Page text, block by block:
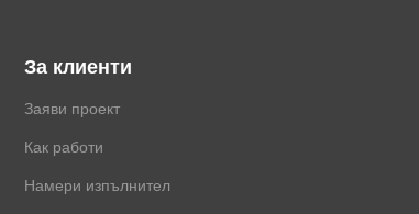
За клиенти
Заяви проект
Как работи
Намери изпълнител